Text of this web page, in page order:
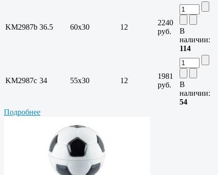
KM2987b 36.5 60х30 12
2240
руб.
В
наличии:
114
KM2987c 34 55х30 12
1981
руб.
В
наличии:
54
Подробнее